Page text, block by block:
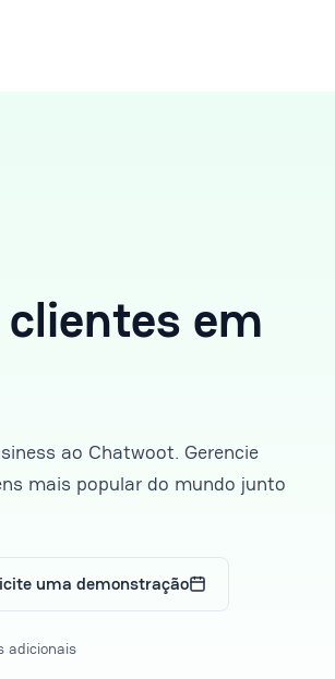
em
ao Chatwoot. Gerencie
mais popular do mundo junto
uma demonstração
adicionais